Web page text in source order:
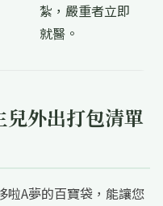
紮，嚴重者立即
就醫。
兒外出打包清單
啦A夢的百寶袋，能讓您